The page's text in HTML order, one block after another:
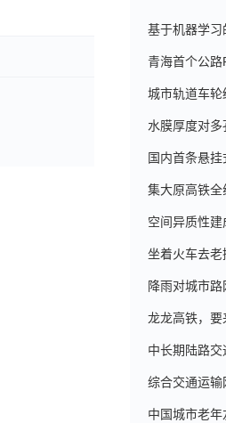
基于机器学
青海首个公路
城市轨道车
水膜厚度对
国内首条悬
集大原高铁全
空间异质性
坐着火车去
降雨对城市
龙龙高铁，要
中长期陆路
综合交通运
中国城市老